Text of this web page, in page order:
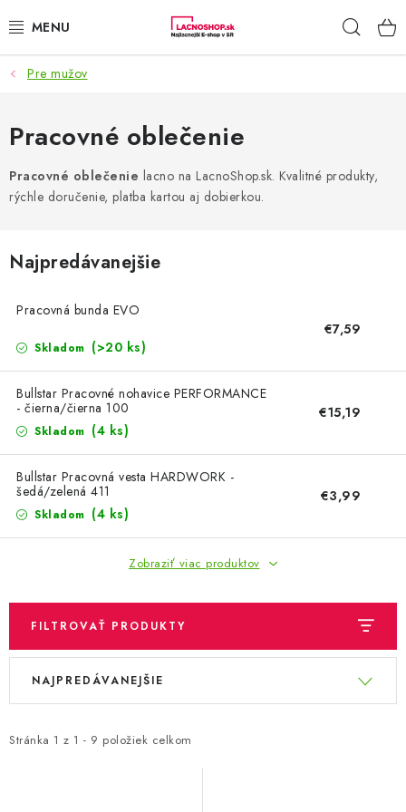
na
NAŠE AKCIE!
NAŠE NOVINKY!
POTRAVINY
NÁBYTOK
ELEKTRO
OBLEČENIE A MÓDA
TOTÁLNA LIKVIDÁCIA
CHOVATEĽSKÉ POTREBY
AUTO-MOTO
PRODUKTY HISTORICKE BEZ ZASOBY
Pre mužov
Pracovné oblečenie
Pracovné oblečenie lacno na LacnoShop.sk. Kvalitné produkty,
rýchle doručenie, platba kartou aj dobierkou.
Najpredávanejšie
Pracovná bunda EVO
Skladom (>20 ks)
€7,59
Bullstar Pracovné nohavice PERFORMANCE
- čierna/čierna 100
Skladom (4 ks)
€15,19
Bullstar Pracovná vesta HARDWORK -
šedá/zelená 411
Skladom (4 ks)
€3,99
Zobraziť viac produktov
FILTROVAŤ PRODUKTY
V
i
Stránka 1 z 1 - 9 položiek celkom
R
e
NAJPREDÁVANEJŠIE